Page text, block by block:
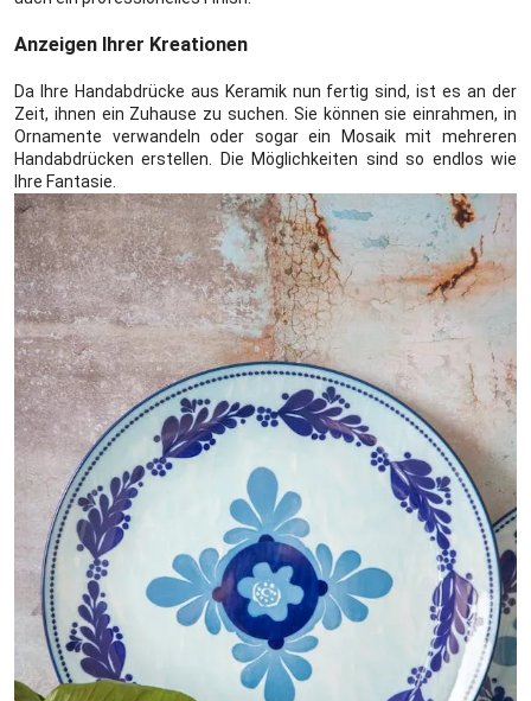
Anzeigen Ihrer Kreationen
Da Ihre Handabdrücke aus Keramik nun fertig sind, ist es an der
Zeit, ihnen ein Zuhause zu suchen. Sie können sie einrahmen, in
Ornamente verwandeln oder sogar ein Mosaik mit mehreren
Handabdrücken erstellen. Die Möglichkeiten sind so endlos wie
Ihre Fantasie.